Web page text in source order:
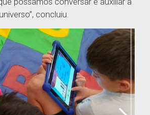
concluiu.